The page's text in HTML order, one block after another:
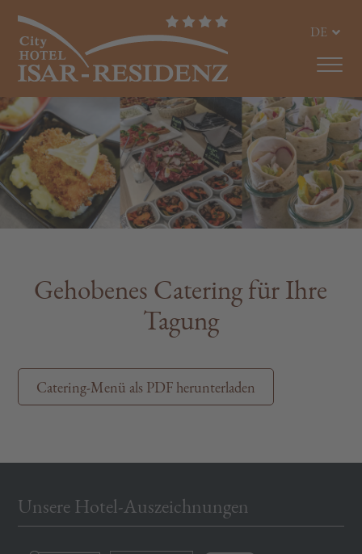
DE
Gehobenes Catering für Ihre
Tagung
Catering-Menü als PDF herunterladen
Unsere Hotel-Auszeichnungen